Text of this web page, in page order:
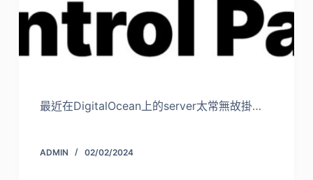
最近在DigitalOcean上的server太常無故掛…
ADMIN 02/02/2024